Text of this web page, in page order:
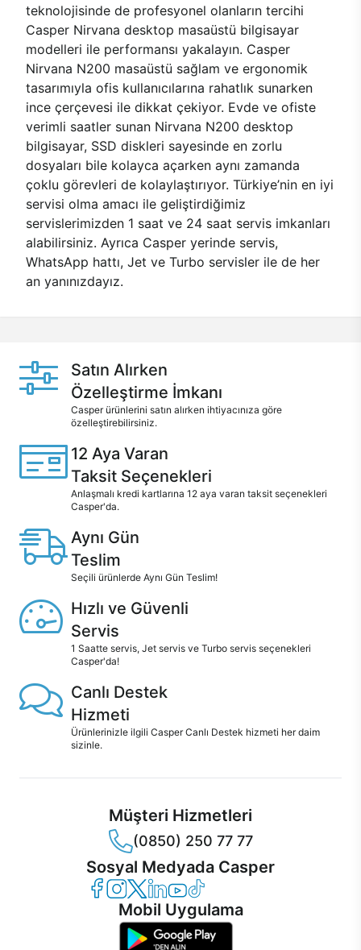
teknolojisinde de profesyonel olanların tercihi
Casper Nirvana desktop masaüstü bilgisayar
modelleri ile performansı yakalayın. Casper
Nirvana N200 masaüstü sağlam ve ergonomik
tasarımıyla ofis kullanıcılarına rahatlık sunarken
ince çerçevesi ile dikkat çekiyor. Evde ve ofiste
verimli saatler sunan Nirvana N200 desktop
bilgisayar, SSD diskleri sayesinde en zorlu
dosyaları bile kolayca açarken aynı zamanda
çoklu görevleri de kolaylaştırıyor. Türkiye’nin en iyi
servisi olma amacı ile geliştirdiğimiz
servislerimizden 1 saat ve 24 saat servis imkanları
alabilirsiniz. Ayrıca Casper yerinde servis,
WhatsApp hattı, Jet ve Turbo servisler ile de her
an yanınızdayız.
Satın Alırken
Özelleştirme İmkanı
Casper ürünlerini satın alırken ihtiyacınıza göre
özelleştirebilirsiniz.
12 Aya Varan
Taksit Seçenekleri
Anlaşmalı kredi kartlarına 12 aya varan taksit seçenekleri
Casper'da.
Aynı Gün
Teslim
Seçili ürünlerde Aynı Gün Teslim!
Hızlı ve Güvenli
Servis
1 Saatte servis, Jet servis ve Turbo servis seçenekleri
Casper'da!
Canlı Destek
Hizmeti
Ürünlerinizle ilgili Casper Canlı Destek hizmeti her daim
sizinle.
Müşteri Hizmetleri
(0850) 250 77 77
Sosyal Medyada Casper
Casper Facebook
Casper Instagram
Casper Twitter
Casper LinkedIn
Casper YouTube
Casper TikTok
Mobil Uygulama